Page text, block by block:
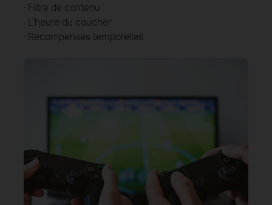
· Filtre de contenu
· L'heure du coucher
· Récompenses temporelles